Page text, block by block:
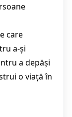
care
a-și
a depăși
o viață în